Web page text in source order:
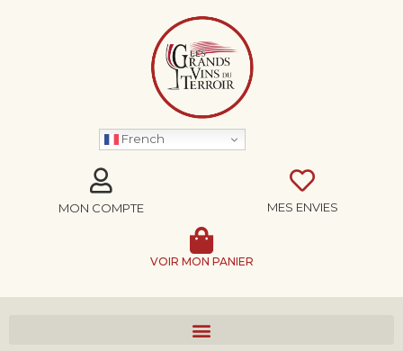
French
MON COMPTE MES ENVIES
VOIR MON PANIER